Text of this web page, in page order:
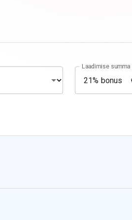
Laadimise summa